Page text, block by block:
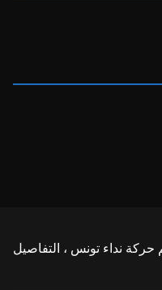
نداء تونس ، التفاصيل